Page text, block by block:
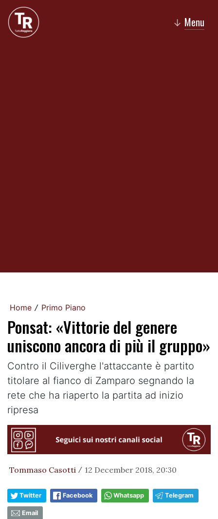
↓ Menu
Home / Primo Piano
Ponsat: «Vittorie del genere
uniscono ancora di più il gruppo»
Contro il Ciliverghe l'attaccante è partito
titolare al fianco di Zamparo segnando la
rete che ha riaperto la partita ad inizio
ripresa
Tommaso Casotti / 12 December 2018, 20:30
Twitter Facebook Whatsapp Telegram
Email